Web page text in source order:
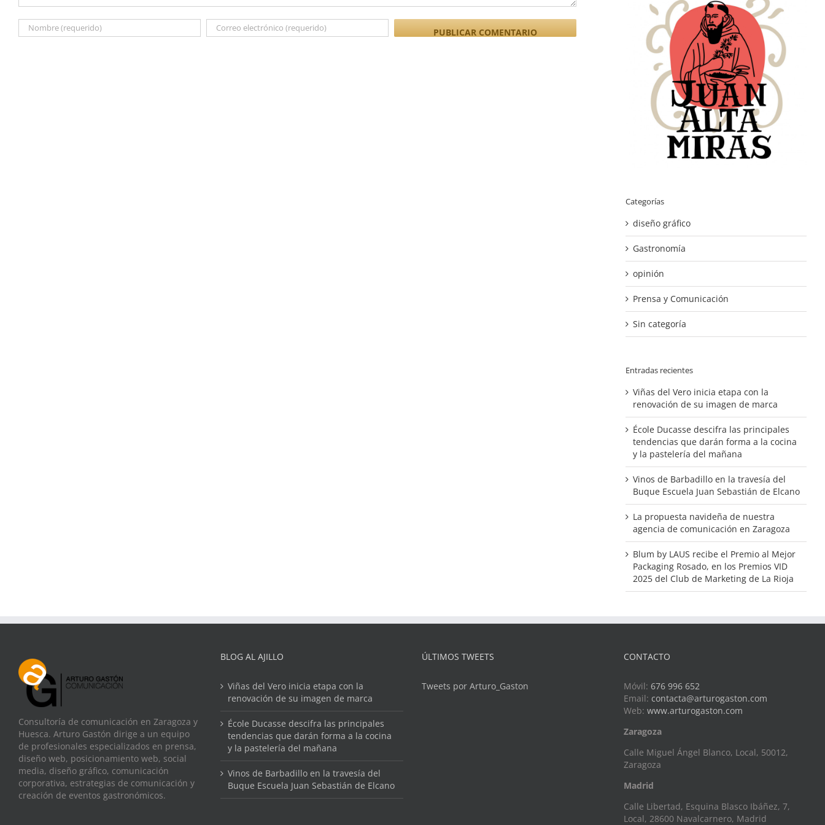
Categorías
diseño gráfico
Gastronomía
opinión
Prensa y Comunicación
Sin categoría
Entradas recientes
Viñas del Vero inicia etapa con la
renovación de su imagen de marca
École Ducasse descifra las principales
tendencias que darán forma a la cocina
y la pastelería del mañana
Vinos de Barbadillo en la travesía del
Buque Escuela Juan Sebastián de Elcano
La propuesta navideña de nuestra
agencia de comunicación en Zaragoza
Blum by LAUS recibe el Premio al Mejor
Packaging Rosado, en los Premios VID
2025 del Club de Marketing de La Rioja
Consultoría de comunicación en Zaragoza y
Huesca. Arturo Gastón dirige a un equipo
de profesionales especializados en prensa,
diseño web, posicionamiento web, social
media, diseño gráfico, comunicación
corporativa, estrategias de comunicación y
creación de eventos gastronómicos.
BLOG AL AJILLO
Viñas del Vero inicia etapa con la
renovación de su imagen de marca
École Ducasse descifra las principales
tendencias que darán forma a la cocina
y la pastelería del mañana
Vinos de Barbadillo en la travesía del
Buque Escuela Juan Sebastián de Elcano
ÚLTIMOS TWEETS
Tweets por Arturo_Gaston
CONTACTO
Móvil: 676 996 652
Email: contacta@arturogaston.com
Web: www.arturogaston.com
Zaragoza
Calle Miguel Ángel Blanco, Local, 50012,
Zaragoza
Madrid
Calle Libertad, Esquina Blasco Ibáñez, 7,
Local, 28600 Navalcarnero, Madrid